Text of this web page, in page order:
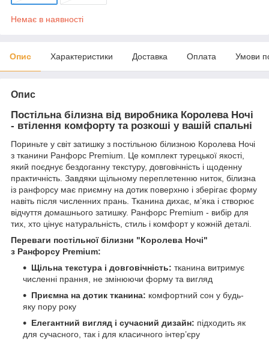
Немає в наявності
Опис Характеристики Доставка Оплата Умови
Опис
Постільна білизна від виробника Королева Ночі
- втілення комфорту та розкоші у вашій спальні
Пориньте у світ затишку з постільною білизною Королева Ночі
з тканини Ранфорс Premium. Це комплект турецької якості,
який поєднує бездоганну текстуру, довговічність і щоденну
практичність. Завдяки щільному переплетенню ниток, білизна
із ранфорсу має приємну на дотик поверхню і зберігає форму
навіть після численних прань. Тканина дихає, м’яка і створює
відчуття домашнього затишку. Ранфорс Premium - вибір для
тих, хто цінує натуральність, стиль і комфорт у кожній деталі.
Переваги постільної білизни "Королева Ночі"
з Ранфорсу Premium:
Щільна текстура і довговічність: тканина витримує
численні прання, не змінюючи форму та вигляд
Приємна на дотик тканина: комфортний сон у будь-
яку пору року
Елегантний вигляд і сучасний дизайн: підходить як
для сучасного, так і для класичного інтер’єру